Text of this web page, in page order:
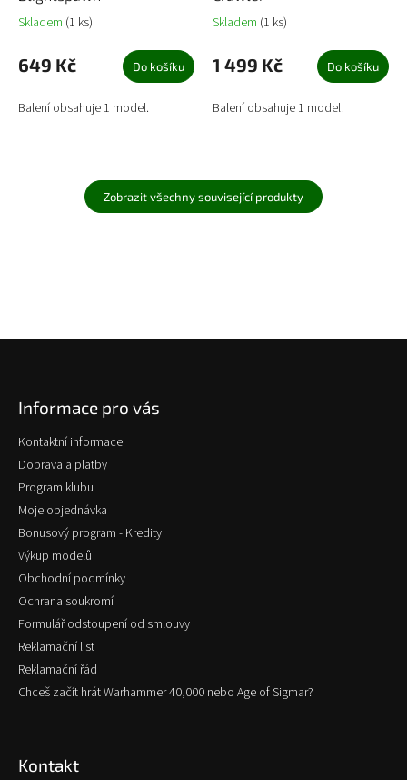
Skladem (1 ks)
649 Kč Do košíku
Balení obsahuje 1 model.
Skladem (1 ks)
1 499 Kč Do košíku
Balení obsahuje 1 model.
Zobrazit všechny související produkty
Informace pro vás
Kontaktní informace
Doprava a platby
Program klubu
Moje objednávka
Bonusový program - Kredity
Výkup modelů
Obchodní podmínky
Ochrana soukromí
Formulář odstoupení od smlouvy
Reklamační list
Reklamační řád
Chceš začít hrát Warhammer 40,000 nebo Age of Sigmar?
Kontakt